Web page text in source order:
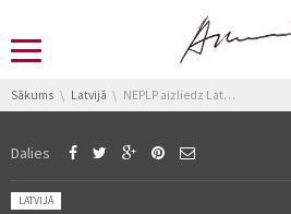
You are here:
Sākums Latvijā NEPLP aizliedz Latvijā raidīt piecus Krievijas izklaides TV kanālus
Dalies
Posted in:
LATVIJĀ